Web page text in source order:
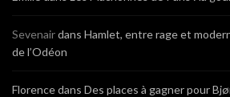
Sevenairdans Hamlet, entre rage et
de l’Odéon
Florencedans Des places à gagner pour